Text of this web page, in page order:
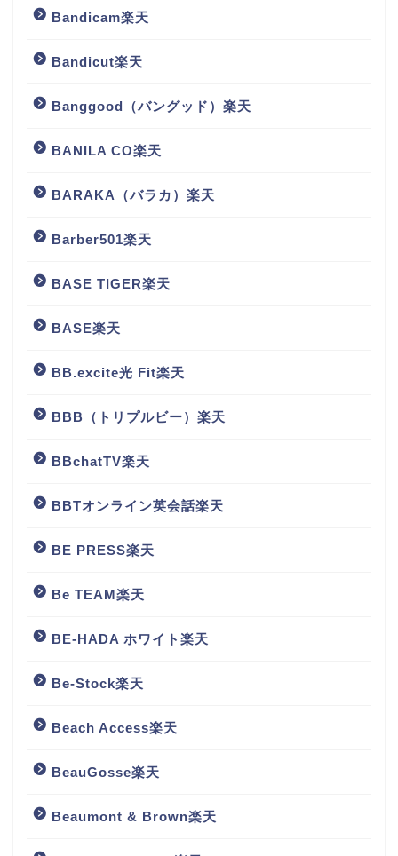
Bandicam楽天
Bandicut楽天
Banggood（バングッド）楽天
BANILA CO楽天
BARAKA（バラカ）楽天
Barber501楽天
BASE TIGER楽天
BASE楽天
BB.excite光 Fit楽天
BBB（トリプルビー）楽天
BBchatTV楽天
BBTオンライン英会話楽天
BE PRESS楽天
Be TEAM楽天
BE-HADA ホワイト楽天
Be-Stock楽天
Beach Access楽天
BeauGosse楽天
Beaumont & Brown楽天